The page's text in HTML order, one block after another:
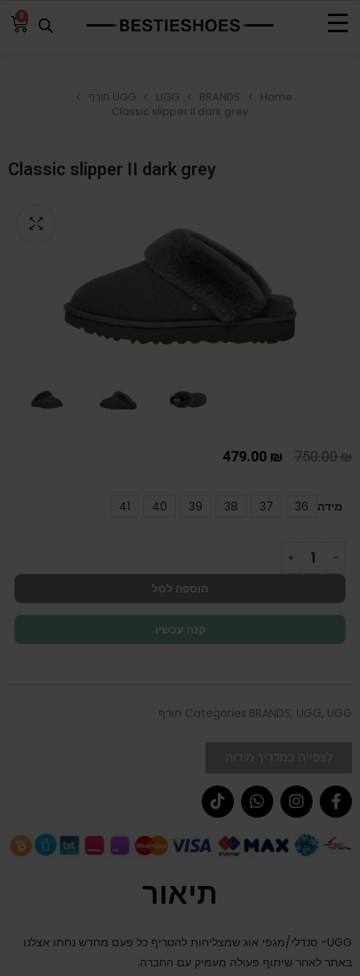
0
Home
BRANDS
UGG
UGG חורף
Classic slipper II dark grey
Classic slipper II dark grey
750.00₪
479.00 ₪
מידה 36
37
38
39
40
41
הוספה לסל
קנה עכשיו
Categories BRANDS, UGG, UGG חורף
תיאור
UGG- סנדלי/מגפי אוג שמצליחות להטריף כל פעם מחדש נחתו אצלנו
באתר לאחר שיתוף פעולה מעמיק עם החברה.